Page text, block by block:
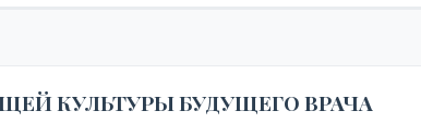
КУЛЬТУРЫ БУДУЩЕГО ВРАЧА